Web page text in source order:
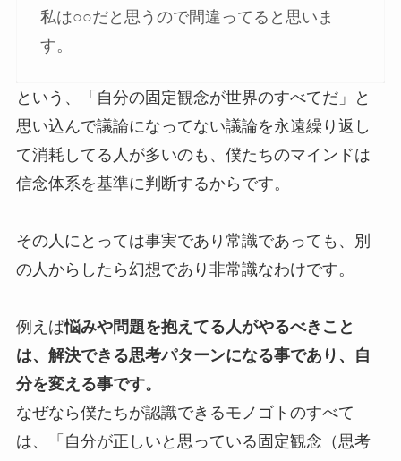
私は○○だと思うので間違ってると思いま
す。
という、「自分の固定観念が世界のすべてだ」と
思い込んで議論になってない議論を永遠繰り返し
て消耗してる人が多いのも、僕たちのマインドは
信念体系を基準に判断するからです。
その人にとっては事実であり常識であっても、別
の人からしたら幻想であり非常識なわけです。
例えば悩みや問題を抱えてる人がやるべきこと
は、解決できる思考パターンになる事であり、自
分を変える事です。
なぜなら僕たちが認識できるモノゴトのすべて
は、「自分が正しいと思っている固定観念（思考